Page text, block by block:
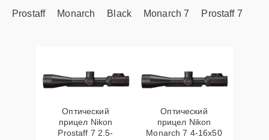
Prostaff
Monarch Black Monarch 7 Prostaff 7
Оптический
прицел Nikon
Prostaff 7 2.5-
Оптический
прицел Nikon
Monarch 7 4-16x50